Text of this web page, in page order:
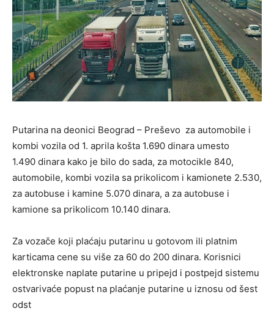
Putarina na deonici Beograd – Preševo za automobile i
kombi vozila od 1. aprila košta 1.690 dinara umesto
1.490 dinara kako je bilo do sada, za motocikle 840,
automobile, kombi vozila sa prikolicom i kamionete 2.530,
za autobuse i kamine 5.070 dinara, a za autobuse i
kamione sa prikolicom 10.140 dinara.
Za vozače koji plaćaju putarinu u gotovom ili platnim
karticama cene su više za 60 do 200 dinara. Korisnici
elektronske naplate putarine u pripejd i postpejd sistemu
ostvarivaće popust na plaćanje putarine u iznosu od šest
odst